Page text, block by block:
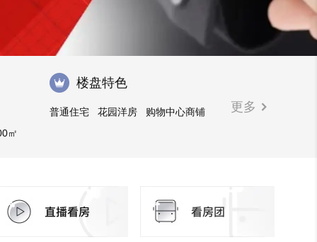
㎡
楼盘特色
普通住宅 花园洋房 购物中心商铺 更多